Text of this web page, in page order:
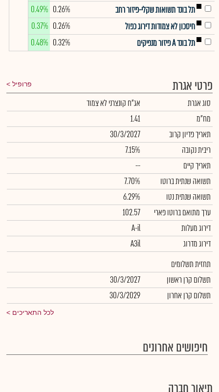
תל בונד תשואות שקלי-פיזור רחב
0.26%
0.49%
חיסכון לא צמודות דירוג כפול
0.26%
0.37%
תל בונד A פיזור מנפיקים
0.32%
0.48%
פרטי אגרת פרופיל
סוג אגרת
אג"ח קונצרני לא צמוד
מח"מ
1.41
תאריך פדיון קרוב
30/3/2027
ריבית נקובה
7.15%
תאריך קיים
--
תשואה שנתית ברוטו
7.70%
תשואה שנתית נטו
6.29%
ערך מתואם ברוטו פארי
102.57
דירוג מעלות
A-il
דירוג מדרוג
A3il
תחזית תשלומים
תשלום קרן ראשון
30/3/2027
תשלום קרן אחרון
30/3/2029
לכל התאריכים
חיפושים אחרונים